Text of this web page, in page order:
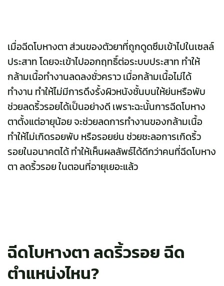
เมื่อฉีดโบหางตา ส่วนของตัวยาที่ถูกดูดซึมเข้าไปในเซลล์
ประสาท โดยจะเข้าไปออกฤทธิ์ต่อระบบประสาท ทำให้
กล้ามเนื้อทำงานลดลงชั่วคราว เมื่อกล้ามเนื้อไม่ได้
ทำงาน ทำให้ไม่มีการดึงรั้งผิวหนังชั้นบนให้ย่นหรือพับ
ช่วยลดริ้วรอยได้เป็นอย่างดี เพราะฉะนั้นการฉีดโบหาง
ตาตั้งแต่อายุน้อย จะช่วยลดการทำงานของกล้ามเนื้อ
ทำให้ไม่เกิดรอยพับ หรือรอยย่น ช่วยชะลอการเกิดริ้ว
รอยในอนาคตได้ ทำให้เห็นผลลัพธ์ได้ดีกว่าคนที่ฉีดโบหาง
ตา ลดริ้วรอย ในตอนที่อายุเยอะแล้ว
ฉีดโบหางตา ลดริ้วรอย ฉีด
ตำแหน่งไหน?